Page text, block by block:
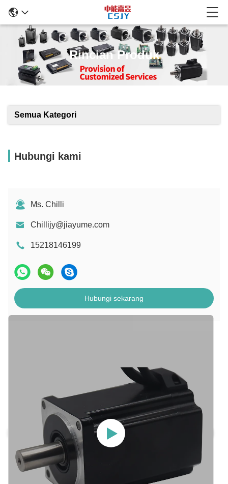
Rincian Produk
Semua Kategori
Hubungi kami
Ms. Chilli
Chillijy@jiayume.com
15218146199
Hubungi sekarang